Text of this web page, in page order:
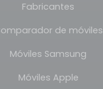
Fabricantes
de móviles
Móviles Samsung
Móviles Apple